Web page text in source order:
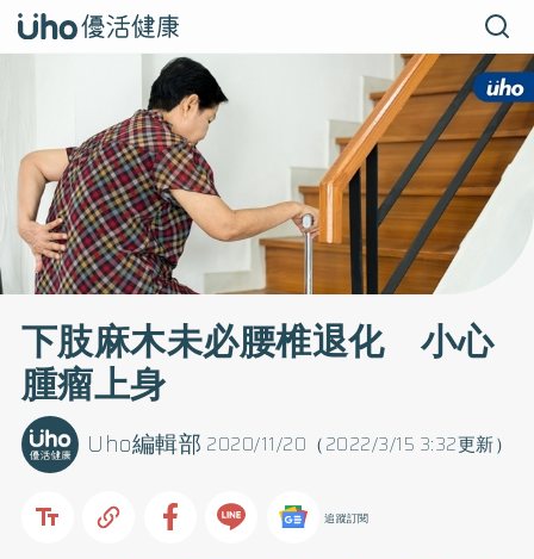
下肢麻木未必腰椎退化 小心
腫瘤上身
2020/11/20（2022/3/15 3:32更新）
Uho編輯部
追蹤訂閱